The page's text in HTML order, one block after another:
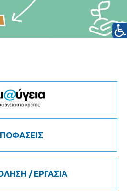
/ ΕΡΓΑΣΙΑ